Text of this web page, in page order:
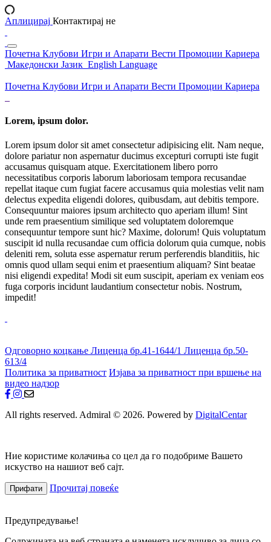
Аплицирај Контактирај не
Почетна Клубови Игри и Апарати Вести Промоции Кариера
Македонски Јазик English Language
Почетна Клубови Игри и Апарати Вести Промоции Кариера
Lorem, ipsum dolor.
Lorem ipsum dolor sit amet consectetur adipisicing elit. Nam neque,
dolore pariatur non aspernatur ducimus excepturi corrupti iste fugit
accusamus quisquam atque. Exercitationem libero porro
necessitatibus corporis laborum laboriosam tempora recusandae
repellat itaque cum fugiat facere accusamus quia molestias velit nam
delectus expedita eligendi dolores, quibusdam, aut debitis tempore.
Consequuntur maiores ipsum architecto quo aperiam illum! Sint
unde rem praesentium similique sed voluptatem doloremque
consequuntur tempore sunt hic? Maxime, dolorum! Quis voluptatum
suscipit id nulla recusandae cum officia dolorum quia cumque, nobis
deleniti rem, soluta esse aspernatur rerum perferendis blanditiis, hic
omnis quod ullam sequi enim et praesentium aliquam? Sint beatae
nisi eligendi expedita! Modi sit eum suscipit, aperiam ex veniam eos
fuga corporis incidunt laudantium consectetur nobis. Nostrum,
impedit!
Одговорно коцкање Лиценца бр.41-1644/1 Лиценца бр.50-
613/4
Политика за приватност Изјава за приватност при вршење на
видео надзор
All rights reserved. Admiral © 2026. Powered by DigitalCentar
Ние користиме колачиња со цел да го подобриме Вашето
искуство на нашиот веб сајт.
Прифати Прочитај повеќе
Предупредување!